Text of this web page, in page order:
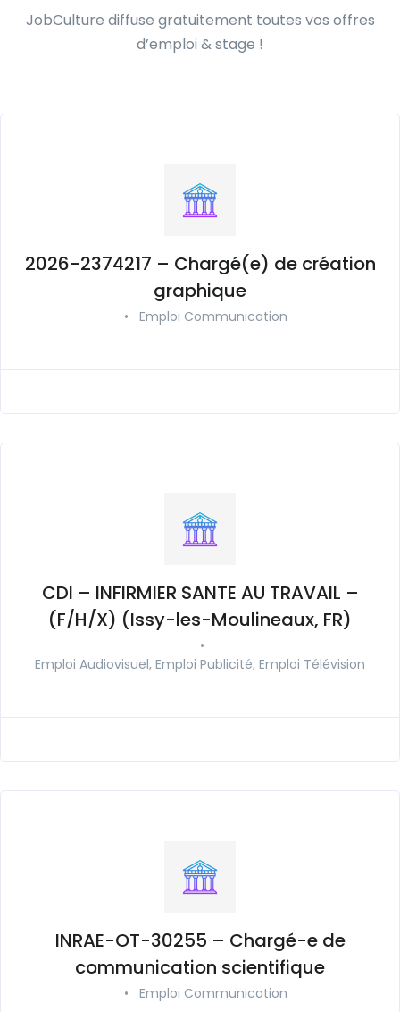
JobCulture diffuse gratuitement toutes vos offres
d’emploi & stage !
2026-2374217 – Chargé(e) de création
graphique
• Emploi Communication
CDI – INFIRMIER SANTE AU TRAVAIL –
(F/H/X) (Issy-les-Moulineaux, FR)
•
Emploi Audiovisuel, Emploi Publicité, Emploi Télévision
INRAE-OT-30255 – Chargé-e de
communication scientifique
• Emploi Communication